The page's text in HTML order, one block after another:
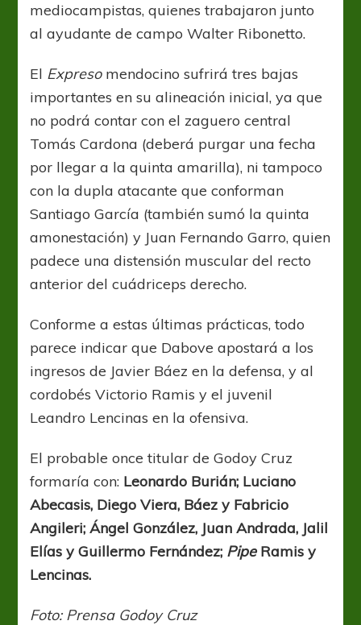
mediocampistas, quienes trabajaron junto
al ayudante de campo Walter Ribonetto.
El Expresomendocino sufrirá tres bajas
importantes en su alineación inicial, ya que
no podrá contar con el zaguero central
Tomás Cardona (deberá purgar una fecha
por llegar a la quinta amarilla), ni tampoco
con la dupla atacante que conforman
Santiago García (también sumó la quinta
amonestación) y Juan Fernando Garro, quien
padece una distensión muscular del recto
anterior del cuádriceps derecho.
Conforme a estas últimas prácticas, todo
parece indicar que Dabove apostará a los
ingresos de Javier Báez en la defensa, y al
cordobés Victorio Ramis y el juvenil
Leandro Lencinas en la ofensiva.
El probable once titular de Godoy Cruz
formaría con: Leonardo Burián; Luciano
Abecasis, Diego Viera, Báez y Fabricio
Angileri; Ángel González, Juan Andrada, Jalil
Elías y Guillermo Fernández; PipeRamis y
Lencinas.
Foto: Prensa Godoy Cruz